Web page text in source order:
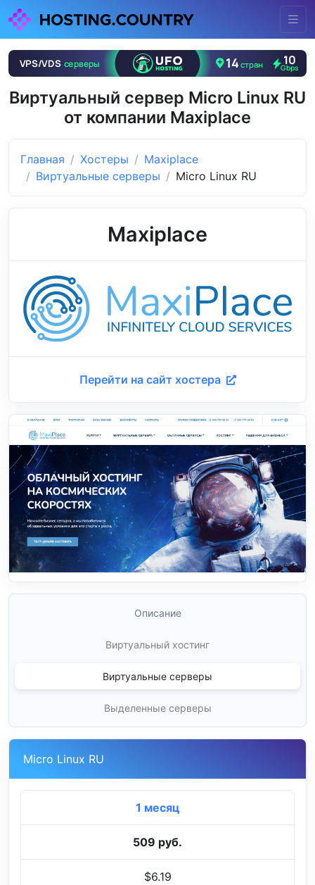
Виртуальный сервер Micro Linux RU
от компании Maxiplace
Главная Хостеры
Maxiplace
Виртуальные серверы
Micro Linux RU
Maxiplace
Перейти на сайт хостера
Описание
Виртуальный хостинг
Виртуальные серверы
Выделенные серверы
Micro Linux RU
1 месяц
509 руб.
$6.19